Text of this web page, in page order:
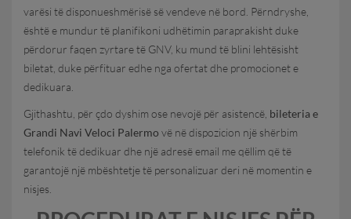
varësi të disponueshmërisë së vendeve në bord. Përndryshe,
është e mundur të planifikoni udhëtimin paraprakisht duke
përdorur faqen zyrtare të GNV, ku mund të blini lehtësisht
biletat, duke përfituar edhe nga ofertat dhe promocionet e
dedikuara.
Gjithashtu, për çdo dyshim ose nevojë për asistencë, bileteria e
Grandi Navi Veloci Palermo vë në dispozicion një shërbim
telefonik të dedikuar dhe një adresë email me qëllim që të
garantojë një mbështetje të personalizuar deri në momentin e
nisjes.